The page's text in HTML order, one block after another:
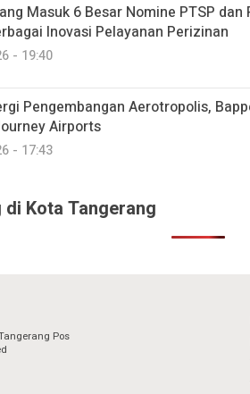
Masuk 6 Besar Nomine PTSP dan
Inovasi Pelayanan Perizinan
- 19:40
Pengembangan Aerotropolis,
Airports
- 17:43
Kota Tangerang
Pos